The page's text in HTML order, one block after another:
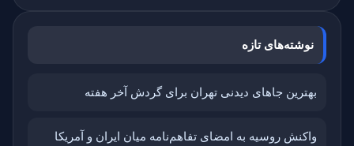
نوشته‌های تازه
بهترین جاهای دیدنی تهران برای گردش آخر هفته
واکنش روسیه به امضای تفاهم‌نامه میان ایران و آمریکا